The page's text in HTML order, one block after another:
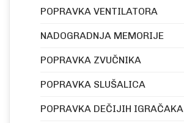
POPRAVKA VENTILATORA
NADOGRADNJA MEMORIJE
POPRAVKA ZVUČNIKA
POPRAVKA SLUŠALICA
POPRAVKA DEČIJIH IGRAČAKA